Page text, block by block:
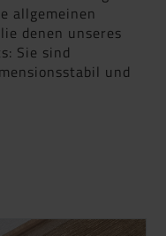
allgemeinen
denen unseres
Sie sind
und